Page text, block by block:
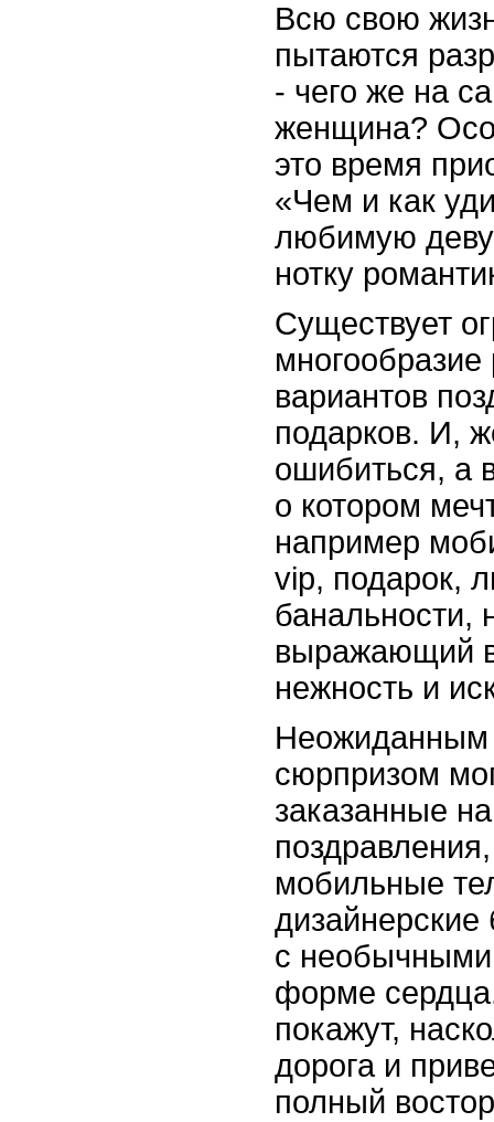
Всю свою
пытаются
- чего же на
женщина?
это время
«Чем и как
любимую
нотку
Существует
вариантов
подарков. И,
ошибиться, а
о котором
например
vip, подарок,
банальности,
выражающий
нежность и
сюрпризом
заказанные
мобильные
дизайнерские
с
форме
покажут,
дорога и
полный